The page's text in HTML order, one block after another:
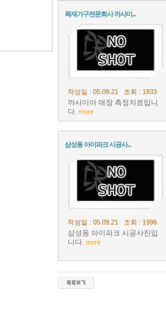
목재가구전문회사 까사미...
작성일 : 05.09.21 조회 : 1833
까사미아 매장 측정자료입니
다. more
삼성동 아이파크 시공사...
작성일 : 05.09.21 조회 : 1996
삼성동 아이파크 시공사진입
니다. more